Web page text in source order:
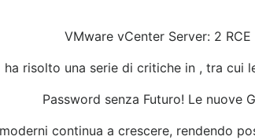
VMware vCenter Server: 2
ha risolto una serie di critiche in , tra cui
Password senza Futuro! Le nuove
continua a crescere, rendendo